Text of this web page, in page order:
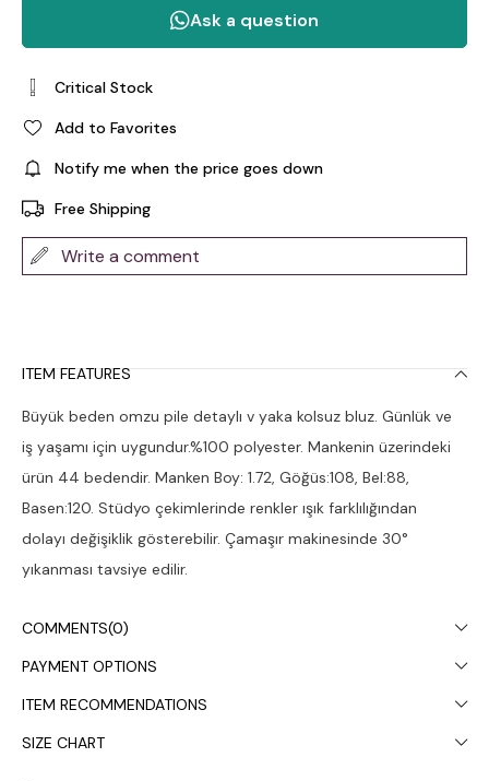
Critical Stock
Add to Favorites
Notify me when the price goes down
Free Shipping
Write a comment
ITEM FEATURES
Büyük beden omzu pile detaylı v yaka kolsuz bluz. Günlük ve
iş yaşamı için uygundur.%100 polyester. Mankenin üzerindeki
ürün 44 bedendir. Manken Boy: 1.72, Göğüs:108, Bel:88,
Basen:120. Stüdyo çekimlerinde renkler ışık farklılığından
dolayı değişiklik gösterebilir. Çamaşır makinesinde 30°
yıkanması tavsiye edilir.
COMMENTS(0)
PAYMENT OPTIONS
ITEM RECOMMENDATIONS
SIZE CHART